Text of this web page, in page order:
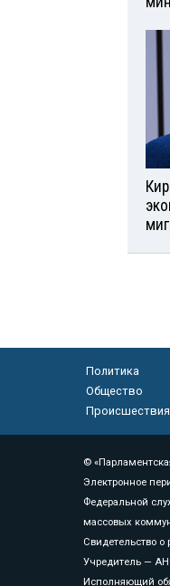
Политика
Общество
Происшествия
©
Электронное
Федеральной
массовых
Свидетельство
Учредитель —
Исполняющий